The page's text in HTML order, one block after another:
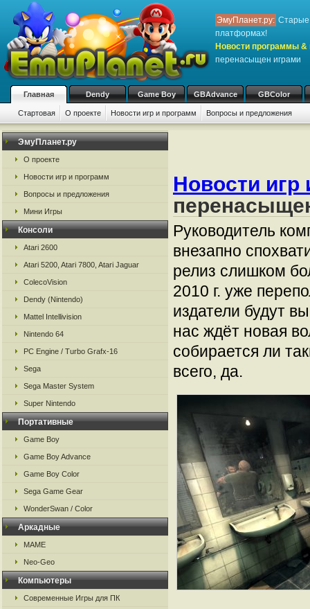
ЭмуПланет.ру: Старые
платформах!
Новости программы &
перенасыщен играми
Главная Dendy Game Boy GBAdvance GBColor
Стартовая О проекте Новости игр и программ Вопросы и предложения
ЭмуПланет.ру
О проекте
Новости игр и программ
Вопросы и предложения
Мини Игры
Консоли
Atari 2600
Atari 5200, Atari 7800, Atari Jaguar
ColecoVision
Dendy (Nintendo)
Mattel Intellivision
Nintendo 64
PC Engine / Turbo Grafx-16
Sega
Sega Master System
Super Nintendo
Портативные
Game Boy
Game Boy Advance
Game Boy Color
Sega Game Gear
WonderSwan / Color
Аркадные
MAME
Neo-Geo
Компьютеры
Современные Игры для ПК
Новости игр
Руководитель
внезапно
релиз слишком
2010 г. уже
издатели будут
нас ждёт новая
собирается ли
всего, да.